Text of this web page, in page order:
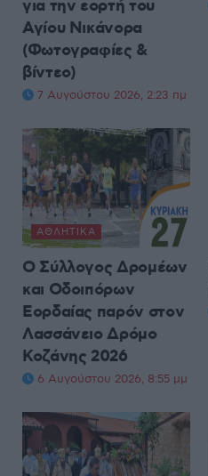
για την εορτή του
Αγίου Νικάνορα
(Φωτογραφίες &
βίντεο)
7 Αυγούστου 2026, 2:23 πμ
ΑΘΛΗΤΙΚΆ
Ο Σύλλογος Δρομέων
και Οδοιπόρων
Εορδαίας παρόν στον
Λασσάνειο Δρόμο
Κοζάνης 2026
6 Αυγούστου 2026, 8:55 μμ